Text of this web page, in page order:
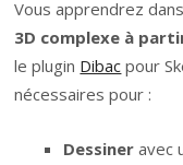
Vous apprendrez
3D complexe à
le plugin Dibac pour
nécessaires pour :
Dessiner avec